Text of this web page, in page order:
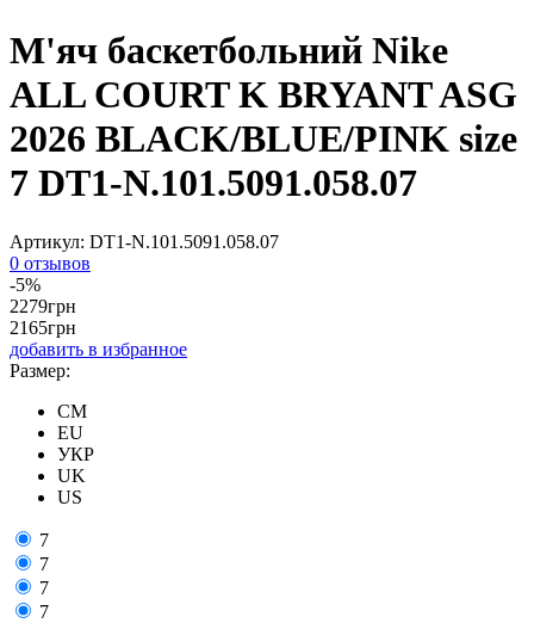
М'яч баскетбольний Nike
ALL COURT K BRYANT ASG
2026 BLACK/BLUE/PINK size
7 DT1-N.101.5091.058.07
Артикул: DT1-N.101.5091.058.07
0 отзывов
-5%
2279грн
2165грн
добавить в избранное
Размер:
CM
EU
УКР
UK
US
7
7
7
7